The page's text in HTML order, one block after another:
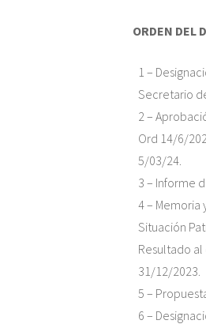
ORDEN DEL
1 –
Secretario
2 –
Ord 14/6/
5/03/24.
3 – Informe
4 – Memoria
Situación
Resultado
31/12/2023.
5 –
6 –